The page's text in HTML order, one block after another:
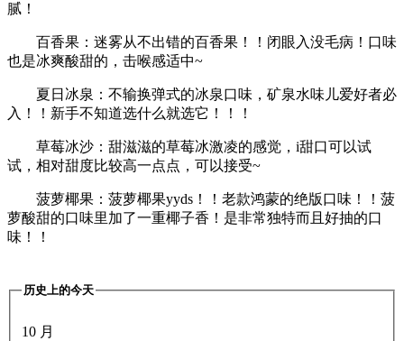
腻！
百香果：迷雾从不出错的百香果！！闭眼入没毛病！口味
也是冰爽酸甜的，击喉感适中~
夏日冰泉：不输换弹式的冰泉口味，矿泉水味儿爱好者必
入！！新手不知道选什么就选它！！！
草莓冰沙：甜滋滋的草莓冰激凌的感觉，i甜口可以试
试，相对甜度比较高一点点，可以接受~
菠萝椰果：菠萝椰果yyds！！老款鸿蒙的绝版口味！！菠
萝酸甜的口味里加了一重椰子香！是非常独特而且好抽的口
味！！
历史上的今天
10 月